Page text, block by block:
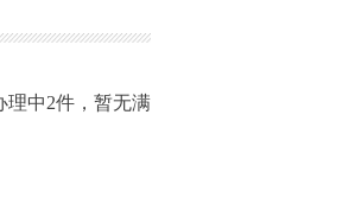
理中2件，暂无满